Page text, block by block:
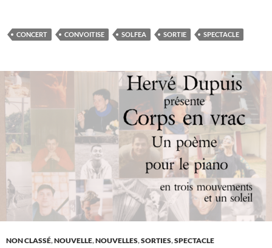
CONCERT CONVOITISE SOLFEA SORTIE SPECTACLE
NON CLASSÉ,NOUVELLE,NOUVELLES,SORTIES,SPECTACLE